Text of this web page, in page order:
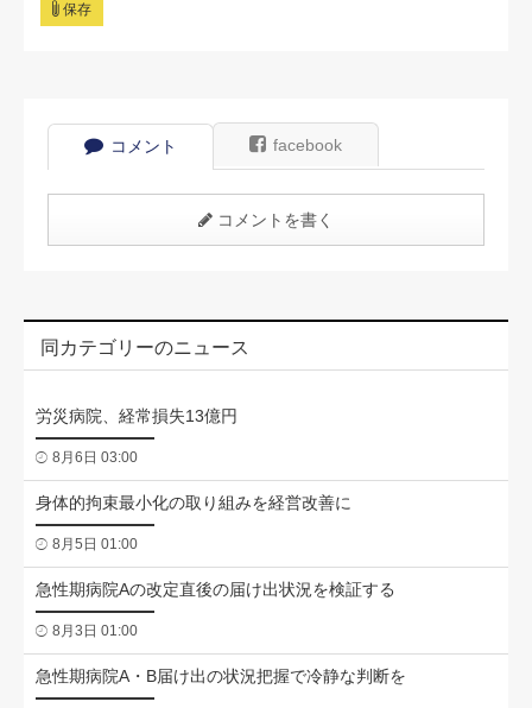
保存
コメント facebook
コメントを書く
同カテゴリーのニュース
労災病院、経常損失13億円
8月6日 03:00
身体的拘束最小化の取り組みを経営改善に
8月5日 01:00
急性期病院Aの改定直後の届け出状況を検証する
8月3日 01:00
急性期病院A・B届け出の状況把握で冷静な判断を